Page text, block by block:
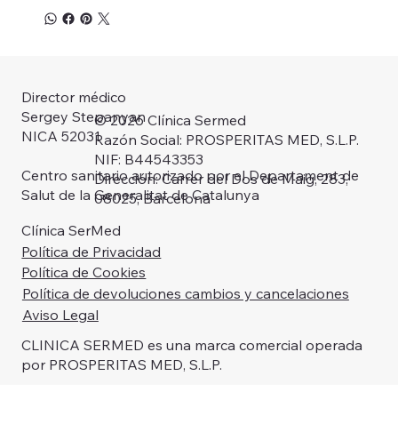
Director médico
Sergey Stepanyan
NICA 52031
Centro sanitario autorizado por el Departament de
Salut de la Generalitat de Catalunya
© 2026 Clínica Sermed
Razón Social: PROSPERITAS MED, S.L.P.
NIF: B44543353
Dirección: Carrer del Dos de Maig, 283,
08025, Barcelona
Clínica SerMed
Política de Privacidad
Aviso Legal
Política de Cookies
Política de devoluciones cambios y cancelaciones
CLINICA SERMED es una marca comercial operada
por PROSPERITAS MED, S.L.P.